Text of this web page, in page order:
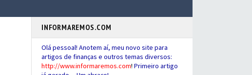
INFORMAREMOS.COM
Olá pessoal! Anotem aí, meu novo site para
artigos de finanças e outros temas diversos:
http://www.informaremos.com! Primeiro artigo